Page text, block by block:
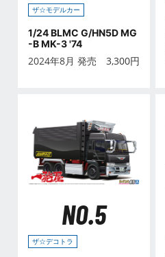
ザ☆モデルカー
1/24 BLMC G/HN5D MG
-B MK-3 '74
2024年8月 発売 3,300円
NO.5
ザ☆デコトラ